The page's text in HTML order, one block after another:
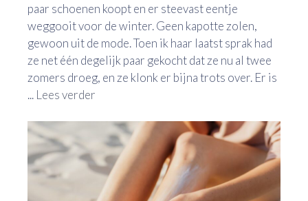
paar schoenen koopt en er steevast eentje
weggooit voor de winter. Geen kapotte zolen,
gewoon uit de mode. Toen ik haar laatst sprak had
ze net één degelijk paar gekocht dat ze nu al twee
zomers droeg, en ze klonk er bijna trots over. Er is
... Lees verder